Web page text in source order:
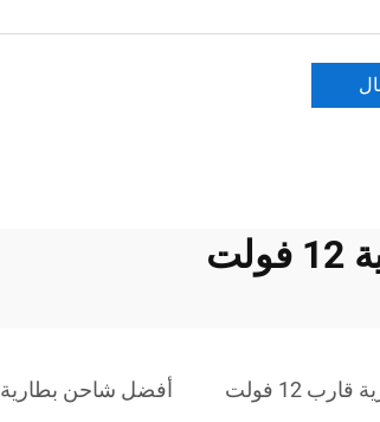
12 فولت أفضل شاحن بطارية 12 فولت 10 أمبير